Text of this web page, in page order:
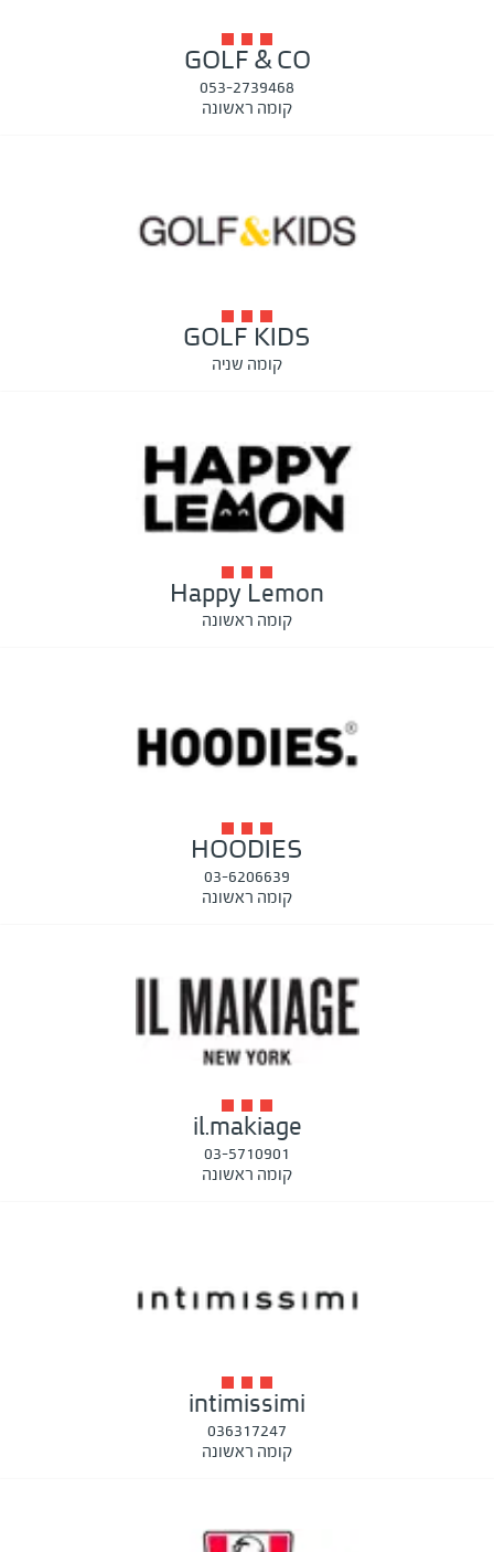
GOLF & CO
053-2739468
קומה ראשונה
GOLF KIDS
קומה שניה
Happy Lemon
קומה ראשונה
HOODIES
03-6206639
קומה ראשונה
il.makiage
03-5710901
קומה ראשונה
intimissimi
036317247
קומה ראשונה